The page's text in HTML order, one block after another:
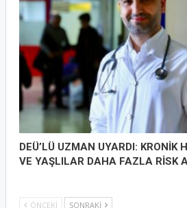
DEÜ’LÜ UZMAN UYARDI: KRONİK
VE YAŞLILAR DAHA FAZLA RİSK
ÖNCEKI SONRAKI